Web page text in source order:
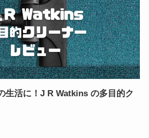
生活に！J R Watkins の多目的ク